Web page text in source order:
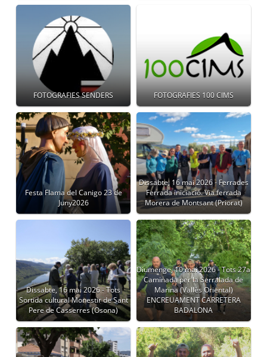
FOTOGRAFIES SENDERS FOTOGRAFIES 100 CIMS
Festa Flama del Canigo 23 de
Juny2026
Dissabte, 16 mai 2026 - Ferrades
Ferrada iniciació. Via ferrada
Morera de Montsant (Priorat)
Dissabte, 16 mai 2026 - Tots
Sortida cultural Monestir de Sant
Pere de Casserres (Osona)
Diumenge, 10 mai 2026 - Tots 27a
Caminada per la Serralada de
Marina (Vallès Oriental)
ENCREUAMENT CARRETERA
BADALONA